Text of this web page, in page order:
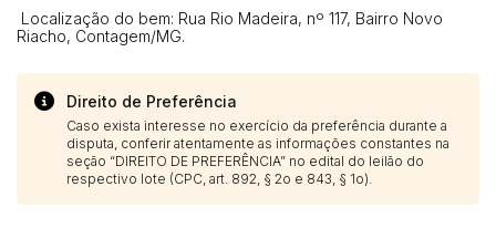
Localização do bem: Rua Rio Madeira, nº 117, Bairro Novo
Riacho, Contagem/MG.
Direito de Preferência
Caso exista interesse no exercício da preferência durante a
disputa, conferir atentamente as informações constantes na
seção “DIREITO DE PREFERÊNCIA” no edital do leilão do
respectivo lote (CPC, art. 892, § 2o e 843, § 1o).